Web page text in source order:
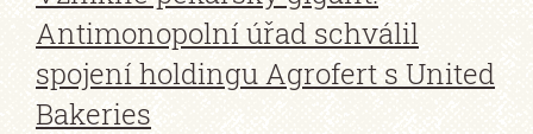
Antimonopolní úřad schválil
spojení holdingu Agrofert s United
Bakeries